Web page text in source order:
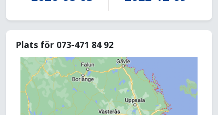
Plats för 073-471 84 92